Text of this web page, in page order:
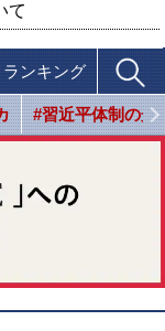
て
ランキング
#習近平体制の光